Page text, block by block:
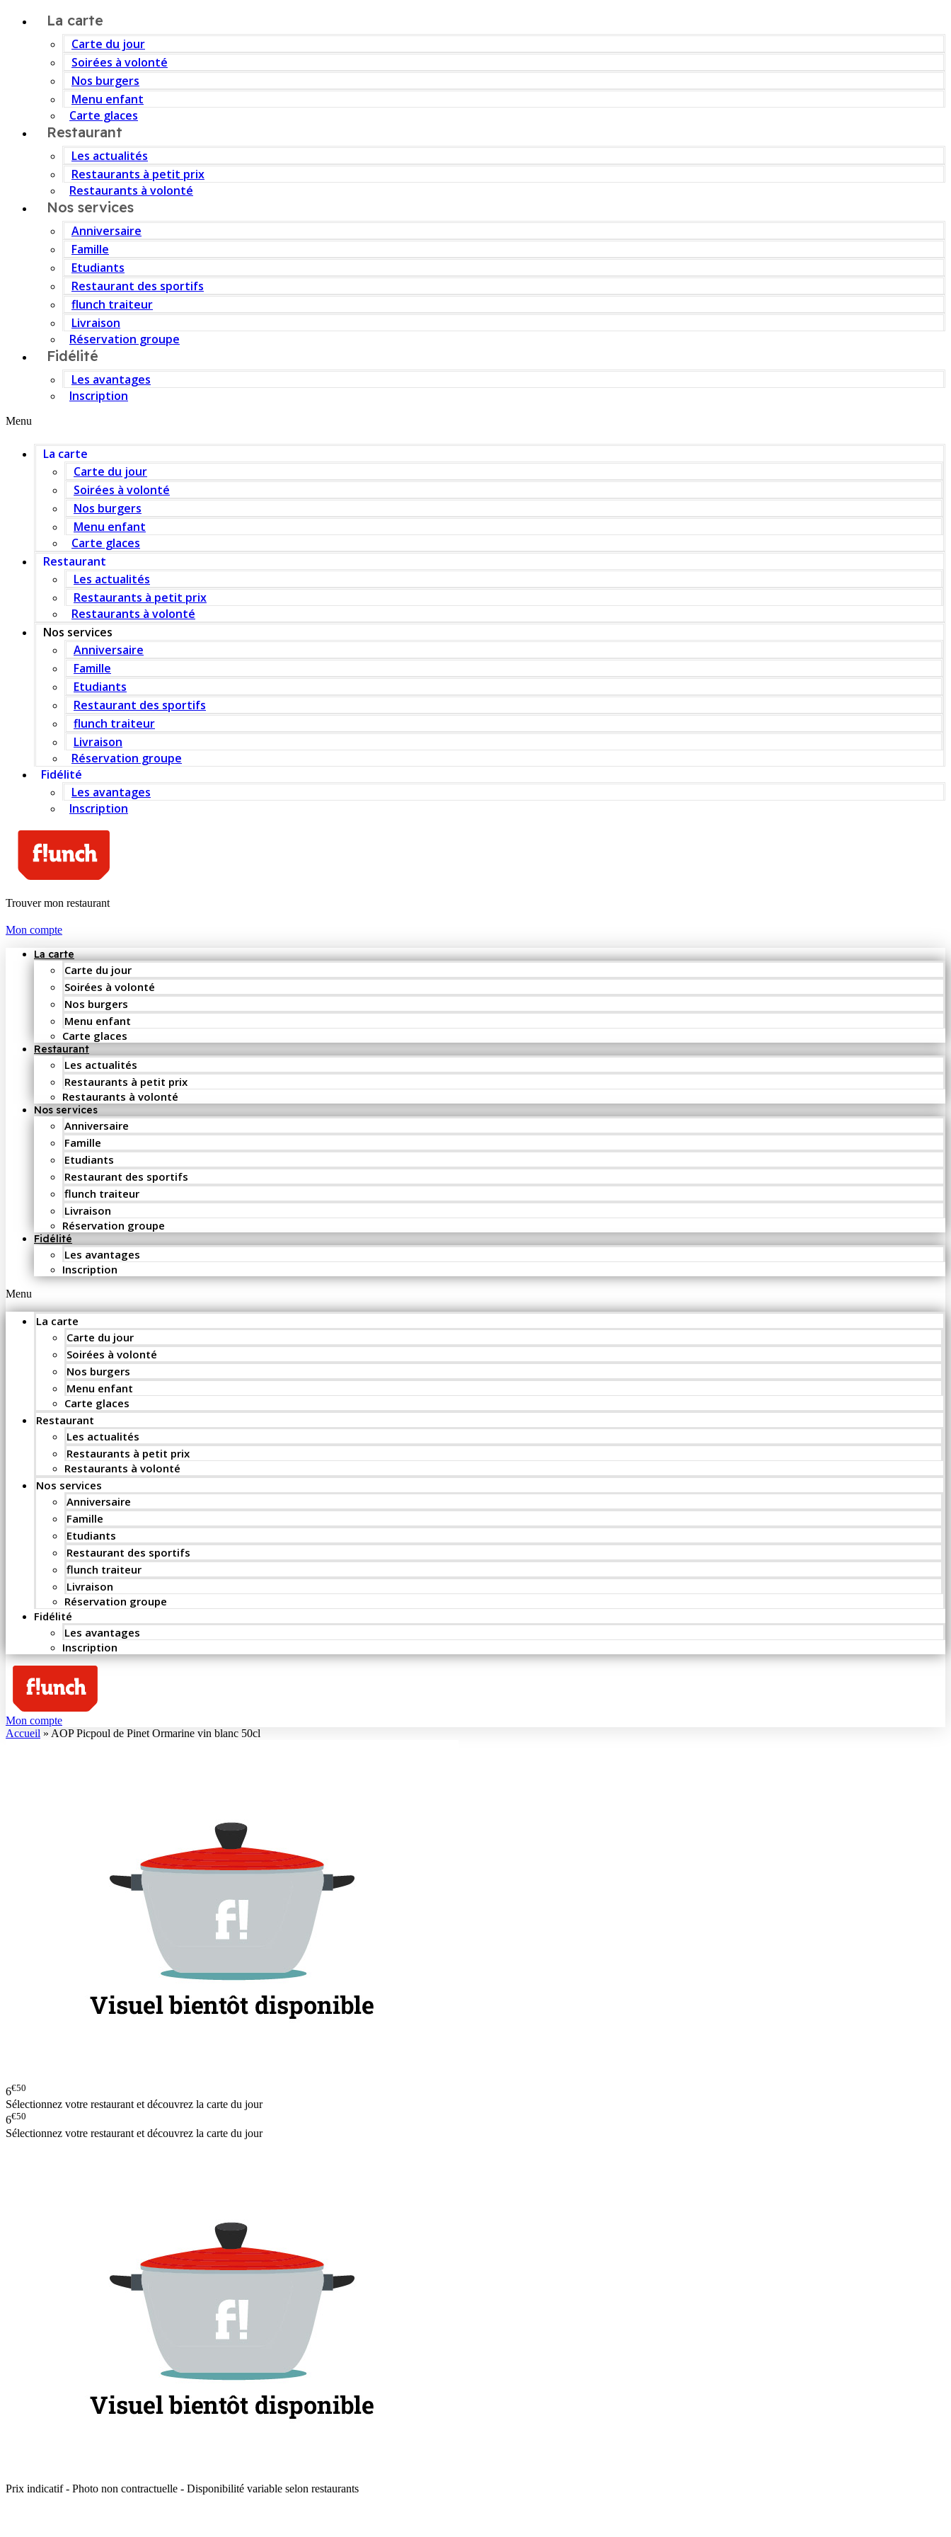
La carte
Carte du jour
Soirées à volonté
Nos burgers
Menu enfant
Carte glaces
Restaurant
Les actualités
Restaurants à petit prix
Restaurants à volonté
Nos services
Anniversaire
Famille
Etudiants
Restaurant des sportifs
flunch traiteur
Livraison
Réservation groupe
Fidélité
Les avantages
Inscription
Menu
La carte
Carte du jour
Soirées à volonté
Nos burgers
Menu enfant
Carte glaces
Restaurant
Les actualités
Restaurants à petit prix
Restaurants à volonté
Nos services
Anniversaire
Famille
Etudiants
Restaurant des sportifs
flunch traiteur
Livraison
Réservation groupe
Fidélité
Les avantages
Inscription
Trouver mon restaurant
Mon compte
La carte
Carte du jour
Soirées à volonté
Nos burgers
Menu enfant
Carte glaces
Restaurant
Les actualités
Restaurants à petit prix
Restaurants à volonté
Nos services
Anniversaire
Famille
Etudiants
Restaurant des sportifs
flunch traiteur
Livraison
Réservation groupe
Fidélité
Les avantages
Inscription
Menu
La carte
Carte du jour
Soirées à volonté
Nos burgers
Menu enfant
Carte glaces
Restaurant
Les actualités
Restaurants à petit prix
Restaurants à volonté
Nos services
Anniversaire
Famille
Etudiants
Restaurant des sportifs
flunch traiteur
Livraison
Réservation groupe
Fidélité
Les avantages
Inscription
Mon compte
Accueil » AOP Picpoul de Pinet Ormarine vin blanc 50cl
6€50
Sélectionnez votre restaurant et découvrez la carte du jour
6€50
Sélectionnez votre restaurant et découvrez la carte du jour
Prix indicatif - Photo non contractuelle - Disponibilité variable selon restaurants